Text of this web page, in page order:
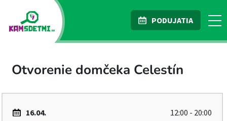
PODUJATIA
Otvorenie domčeka Celestín
16.04. 12:00 - 20:00